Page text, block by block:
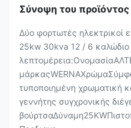
Σύνοψη του προϊόντος
Δύο φορτωτές ηλεκτρικοί
25kw 30kva 12 / 6 καλώδιο
τυποποιημένη χρωματική
γεννήτης συγχρονικής